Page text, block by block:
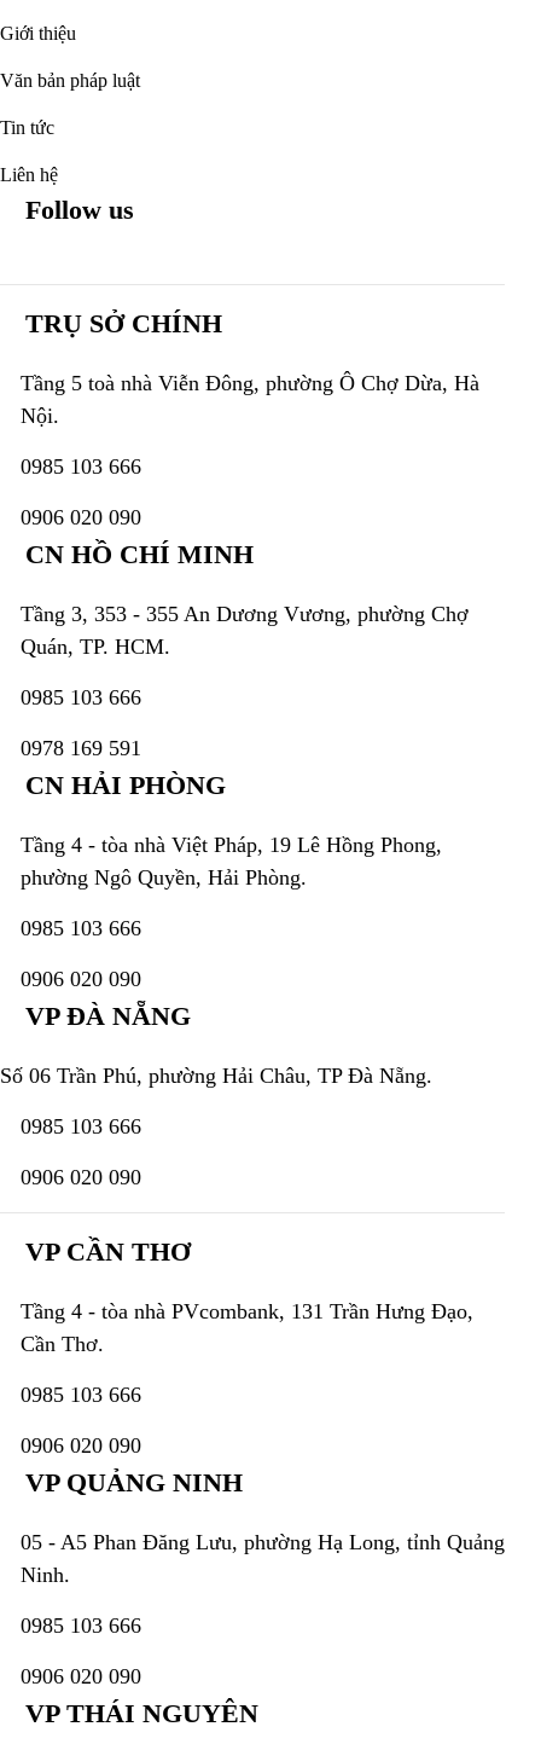
Giới thiệu
Văn bản pháp luật
Tin tức
Liên hệ
Follow us
TRỤ SỞ CHÍNH
Tầng 5 toà nhà Viễn Đông, phường Ô Chợ Dừa, Hà
Nội.
0985 103 666
0906 020 090
CN HỒ CHÍ MINH
Tầng 3, 353 - 355 An Dương Vương, phường Chợ
Quán, TP. HCM.
0985 103 666
0978 169 591
CN HẢI PHÒNG
Tầng 4 - tòa nhà Việt Pháp, 19 Lê Hồng Phong,
phường Ngô Quyền, Hải Phòng.
0985 103 666
0906 020 090
VP ĐÀ NẴNG
Số 06 Trần Phú, phường Hải Châu, TP Đà Nẵng.
0985 103 666
0906 020 090
VP CẦN THƠ
Tầng 4 - tòa nhà PVcombank, 131 Trần Hưng Đạo,
Cần Thơ.
0985 103 666
0906 020 090
VP QUẢNG NINH
05 - A5 Phan Đăng Lưu, phường Hạ Long, tỉnh Quảng
Ninh.
0985 103 666
0906 020 090
VP THÁI NGUYÊN